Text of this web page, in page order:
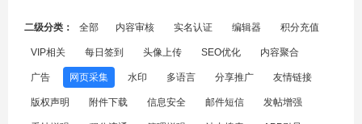
二级分类： 全部 内容审核 实名认证 编辑器 积分充值
VIP相关 每日签到 头像上传 SEO优化 内容聚合
广告 网页采集 水印 多语言 分享推广 友情链接
版权声明 附件下载 信息安全 邮件短信 发帖增强